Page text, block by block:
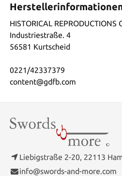
Herstellerinformationen
HISTORICAL REPRODUCTIONS
Industriestraße. 4
56581 Kurtscheid
0221/42337379
content@gdfb.com
Liebigstraße 2-20, 22113
info@swords-and-more.com